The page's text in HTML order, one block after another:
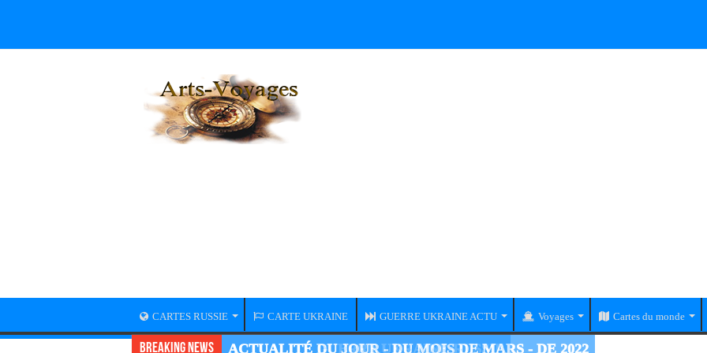
CARTES RUSSIE CARTE UKRAINE GUERRE UKRAINE ACTU Voyages Cartes du monde
Breaking News ACTUALITÉ GUERRE UKRAINE-RUSSIE